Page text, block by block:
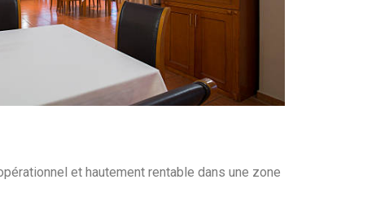
et hautement rentable dans une zone